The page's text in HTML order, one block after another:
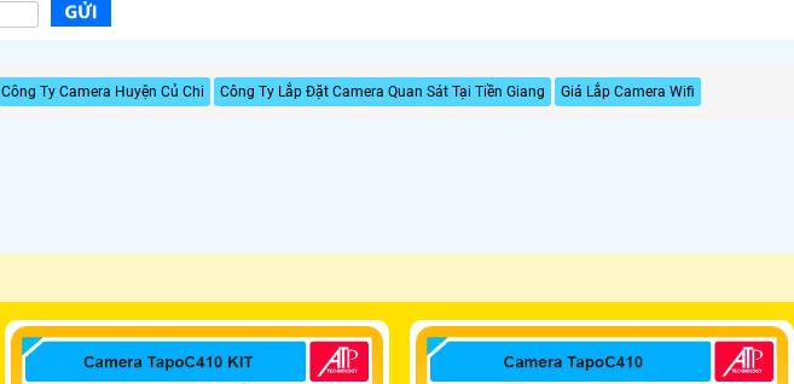
Công Ty Camera Huyện Củ Chi Công Ty Lắp Đặt Camera Quan Sát Tại Tiền Giang Giá Lắp Camera Wifi